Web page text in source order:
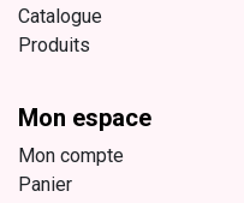
Catalogue
Produits
Mon espace
Mon compte
Panier